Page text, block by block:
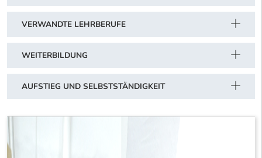
VERWANDTE LEHRBERUFE
WEITERBILDUNG
AUFSTIEG UND SELBSTSTÄNDIGKEIT